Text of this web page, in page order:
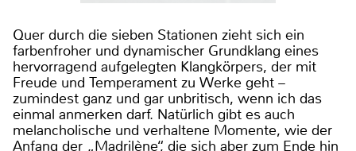
Quer durch die sieben Stationen zieht sich ein
farbenfroher und dynamischer Grundklang eines
hervorragend aufgelegten Klangkörpers, der mit
Freude und Temperament zu Werke geht –
zumindest ganz und gar unbritisch, wenn ich das
einmal anmerken darf. Natürlich gibt es auch
melancholische und verhaltene Momente, wie der
Anfang der „Madrilène“, die sich aber zum Ende hin